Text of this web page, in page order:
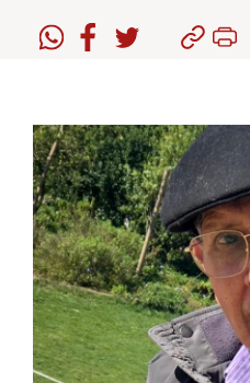
Formación Continua
Académicos
Funcionarios
Alumni
English